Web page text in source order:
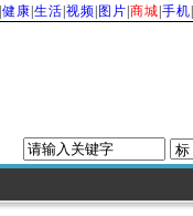
健康 生活 视频 图片 商城 手机